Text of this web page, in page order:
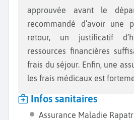
approuvée avant le
recommandé d’avoir une
retour, un justificatif
ressources financières
frais du séjour. Enfin, une
les frais médicaux est
Infos sanitaires
Assurance Maladie